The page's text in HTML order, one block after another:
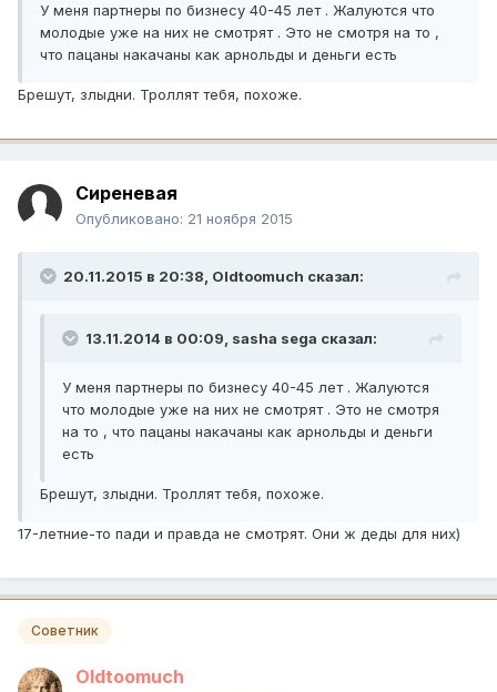
У меня партнеры по бизнесу 40-45 лет . Жалуются что
молодые уже на них не смотрят . Это не смотря на то ,
что пацаны накачаны как арнольды и деньги есть
Брешут, злыдни. Троллят тебя, похоже.
Сиреневая
Опубликовано: 21 ноября 2015
20.11.2015 в 20:38, Oldtoomuch сказал:
13.11.2014 в 00:09, sasha sega сказал:
У меня партнеры по бизнесу 40-45 лет . Жалуются
что молодые уже на них не смотрят . Это не смотря
на то , что пацаны накачаны как арнольды и деньги
есть
Брешут, злыдни. Троллят тебя, похоже.
17-летние-то пади и правда не смотрят. Они ж деды для них)
Советник
Oldtoomuch